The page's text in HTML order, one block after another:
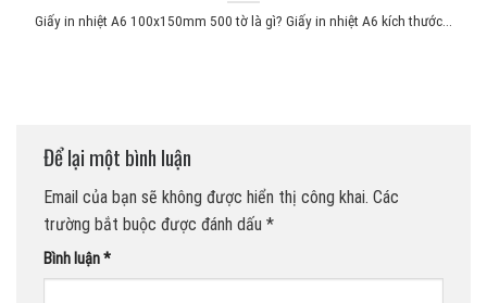
Giấy in nhiệt A6 100x150mm 500 tờ là gì? Giấy in nhiệt A6 kích thước...
Để lại một bình luận
Email của bạn sẽ không được hiển thị công khai. Các
trường bắt buộc được đánh dấu *
Bình luận*